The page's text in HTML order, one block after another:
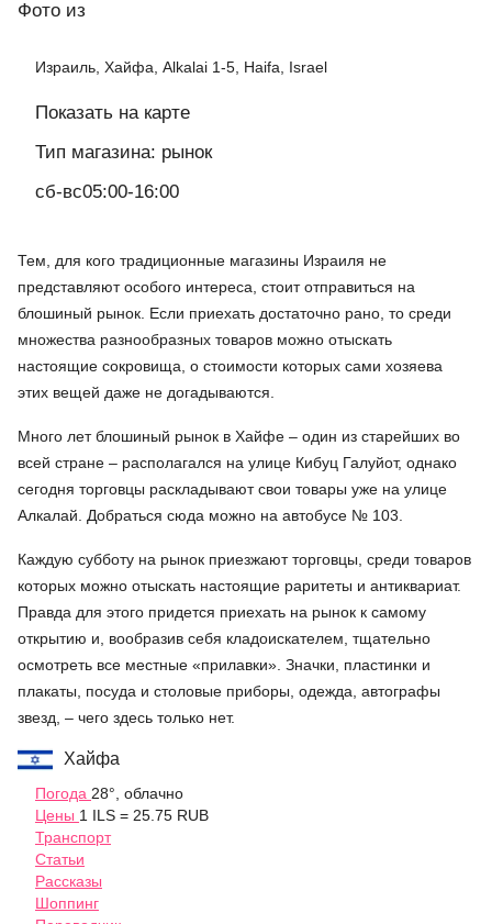
Фото из
Израиль, Хайфа, Alkalai 1-5, Haifa, Israel
Показать на карте
Тип магазина: рынок
сб-вс05:00-16:00
Тем, для кого традиционные магазины Израиля не
представляют особого интереса, стоит отправиться на
блошиный рынок. Если приехать достаточно рано, то среди
множества разнообразных товаров можно отыскать
настоящие сокровища, о стоимости которых сами хозяева
этих вещей даже не догадываются.
Много лет блошиный рынок в Хайфе – один из старейших во
всей стране – располагался на улице Кибуц Галуйот, однако
сегодня торговцы раскладывают свои товары уже на улице
Алкалай. Добраться сюда можно на автобусе № 103.
Каждую субботу на рынок приезжают торговцы, среди товаров
которых можно отыскать настоящие раритеты и антиквариат.
Правда для этого придется приехать на рынок к самому
открытию и, вообразив себя кладоискателем, тщательно
осмотреть все местные «прилавки». Значки, пластинки и
плакаты, посуда и столовые приборы, одежда, автографы
звезд, – чего здесь только нет.
Хайфа
Погода 28°, облачно
Цены 1 ILS = 25.75 RUB
Транспорт
Статьи
Рассказы
Шоппинг